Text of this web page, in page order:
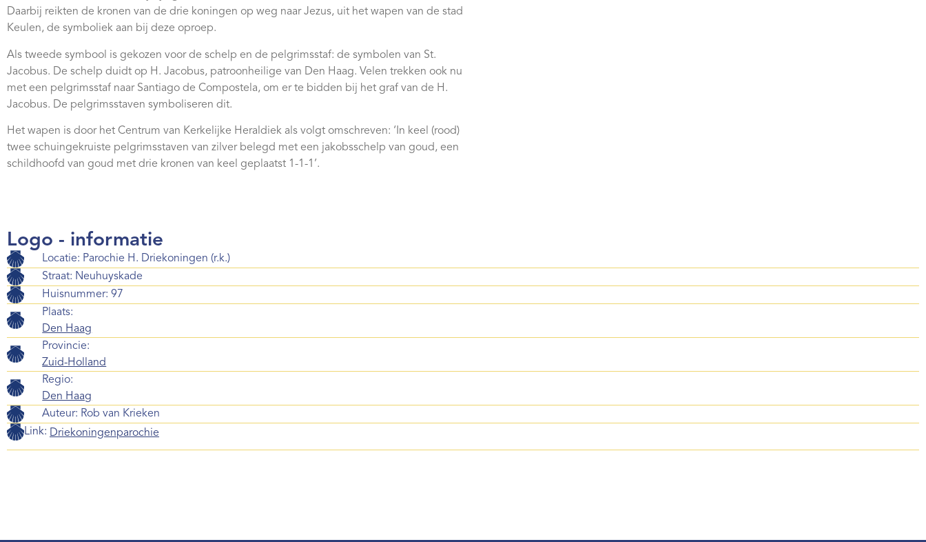
Daarbij reikten de kronen van de drie koningen op weg naar Jezus, uit het wapen van de stad
Keulen, de symboliek aan bij deze oproep.
Als tweede symbool is gekozen voor de schelp en de pelgrimsstaf: de symbolen van St.
Jacobus. De schelp duidt op H. Jacobus, patroonheilige van Den Haag. Velen trekken ook nu
met een pelgrimsstaf naar Santiago de Compostela, om er te bidden bij het graf van de H.
Jacobus. De pelgrimsstaven symboliseren dit.
Het wapen is door het Centrum van Kerkelijke Heraldiek als volgt omschreven: ‘In keel (rood)
twee schuingekruiste pelgrimsstaven van zilver belegd met een jakobsschelp van goud, een
schildhoofd van goud met drie kronen van keel geplaatst 1-1-1’.
Logo - informatie
Locatie: Parochie H. Driekoningen (r.k.)
Straat: Neuhuyskade
Huisnummer: 97
Plaats:
Den Haag
Provincie:
Zuid-Holland
Regio:
Den Haag
Auteur: Rob van Krieken
Link: Driekoningenparochie